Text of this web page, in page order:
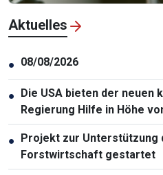
Aktuelles
● 08/08/2026
●
Die USA bieten der neuen
Regierung Hilfe in Höhe
●
Projekt zur Unterstützung
Forstwirtschaft gestartet